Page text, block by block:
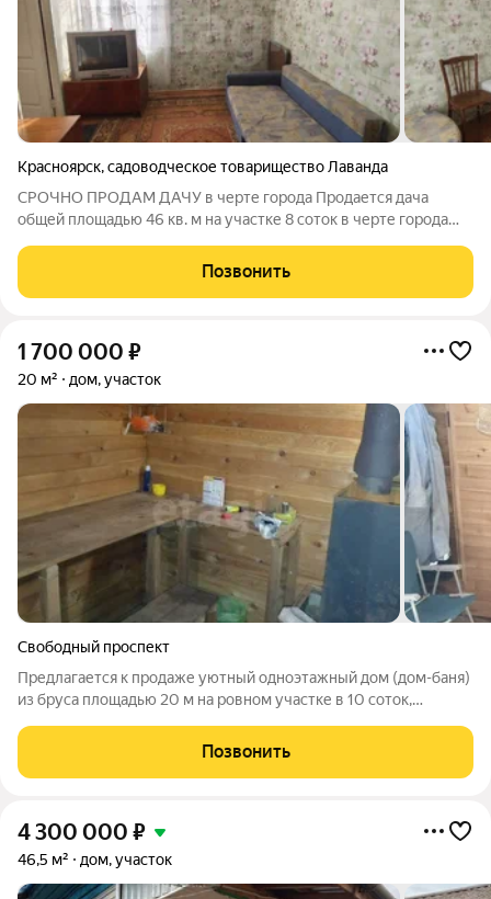
Красноярск,садоводческое товарищество Лаванда
СРОЧНО ПРОДАМ ДАЧУ в черте города Продается дача
общей площадью 46 кв. м на участке 8 соток в черте города
можно прописаться! Земля относится к категории земель
населенных пунктов. Участок имеет
Позвонить
1 700 000 ₽
20 м² дом, участок
Свободный проспект
Предлагается к продаже уютный одноэтажный дом (дом-баня)
из бруса площадью 20 м на ровном участке в 10 соток,
товариществе «Победа» в Октябрьском районе (остановка
"Сады").. Объект подходит для сезонного
Позвонить
4 300 000 ₽
46,5 м² дом, участок